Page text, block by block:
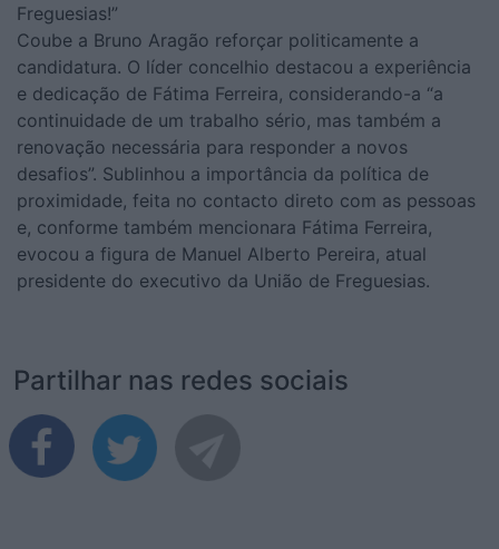
Freguesias!”
Coube a Bruno Aragão reforçar politicamente a
candidatura. O líder concelhio destacou a experiência
e dedicação de Fátima Ferreira, considerando-a “a
continuidade de um trabalho sério, mas também a
renovação necessária para responder a novos
desafios”. Sublinhou a importância da política de
proximidade, feita no contacto direto com as pessoas
e, conforme também mencionara Fátima Ferreira,
evocou a figura de Manuel Alberto Pereira, atual
presidente do executivo da União de Freguesias.
Partilhar nas redes sociais